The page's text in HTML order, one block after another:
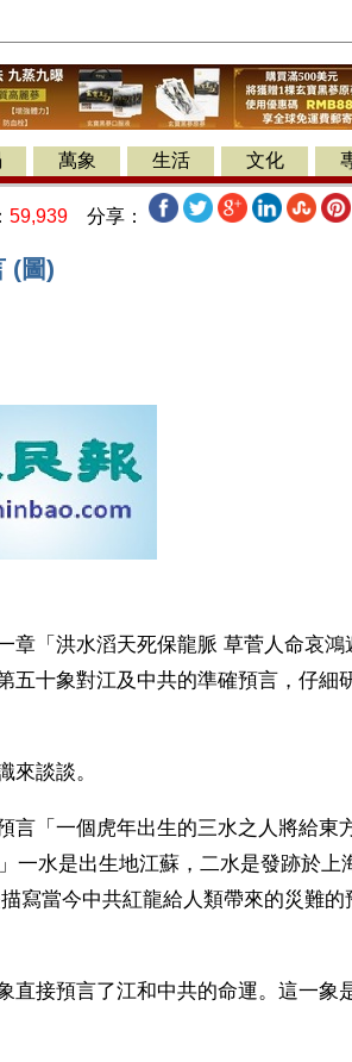
萬象 生活 文化
59,939 分享：
(圖)
章「洪水滔天死保龍脈 草菅人命哀鴻
五十象對江及中共的準確預言，仔細
來談談。
言「一個虎年出生的三水之人將給東
一水是出生地江蘇，二水是發跡於上
寫當今中共紅龍給人類帶來的災難的
直接預言了江和中共的命運。這一象